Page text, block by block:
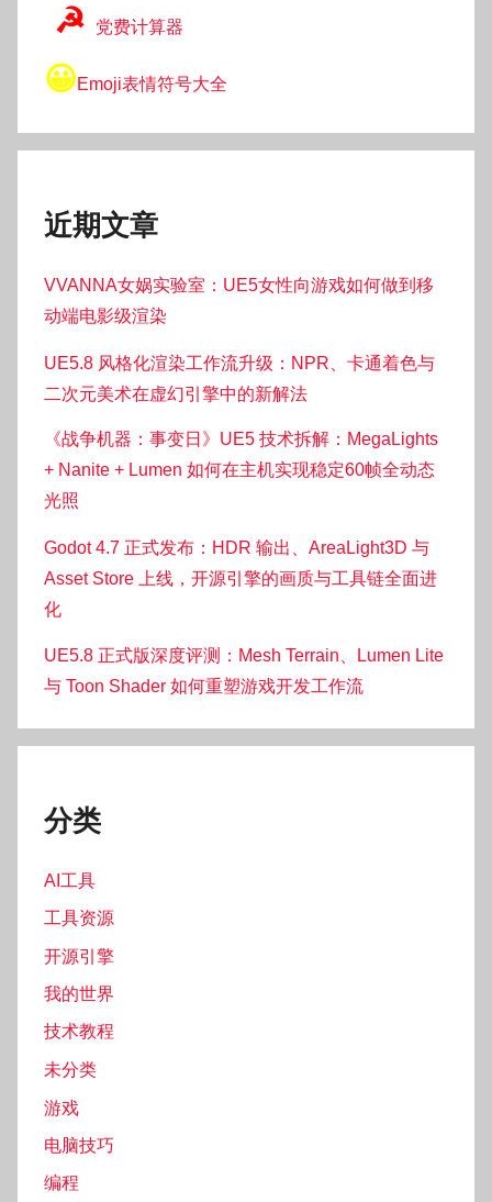
☭ 党费计算器
😀Emoji表情符号大全
近期文章
VVANNA女娲实验室：UE5女性向游戏如何做到移
动端电影级渲染
UE5.8 风格化渲染工作流升级：NPR、卡通着色与
二次元美术在虚幻引擎中的新解法
《战争机器：事变日》UE5 技术拆解：MegaLights
+ Nanite + Lumen 如何在主机实现稳定60帧全动态
光照
Godot 4.7 正式发布：HDR 输出、AreaLight3D 与
Asset Store 上线，开源引擎的画质与工具链全面进
化
UE5.8 正式版深度评测：Mesh Terrain、Lumen Lite
与 Toon Shader 如何重塑游戏开发工作流
分类
AI工具
工具资源
开源引擎
我的世界
技术教程
未分类
游戏
电脑技巧
编程